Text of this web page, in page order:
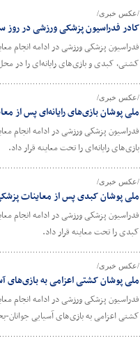
/عکس خبری/
کادر فدراسیون پزشکی ورزشی در روز
کشتی، کبدی و بازی‌های رایانه‌ای را در
/عکس خبری/
ملی پوشان بازی‌های رایانه‌ای پس از
بازی‌های رایانه‌ای را تحت معاینه قرار داد.
/عکس خبری/
ملی پوشان کبدی پس از معاینات
کبدی را تحت معاینه قرار داد.
/عکس خبری/
ملی پوشان کشتی اعزامی به بازی‌های
کشتی اعزامی به بازی‌های آسیایی جوانان-